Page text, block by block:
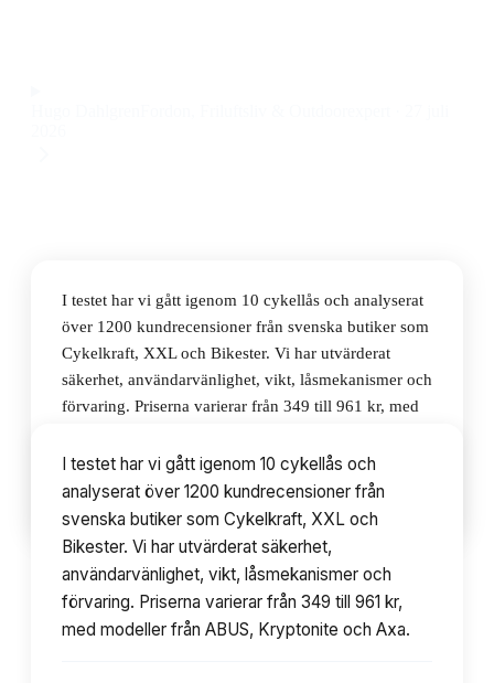
I testet har vi gått igenom 10 cykellås och analyserat
över 1200 kundrecensioner från svenska butiker som
Cykelkraft, XXL och Bikester. Vi har utvärderat
säkerhet, användarvänlighet, vikt, låsmekanismer och
förvaring. Priserna varierar från 349 till 961 kr, med
Innehållsförteckning 10avsnitt
I testet har vi gått igenom 10 cykellås och
analyserat över 1200 kundrecensioner från
svenska butiker som Cykelkraft, XXL och
Bikester. Vi har utvärderat säkerhet,
användarvänlighet, vikt, låsmekanismer och
förvaring. Priserna varierar från 349 till 961 kr,
med modeller från ABUS, Kryptonite och Axa.